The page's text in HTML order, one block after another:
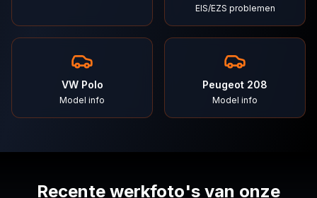
EIS/EZS problemen
VW Polo
Model info
Peugeot 208
Model info
Recente werkfoto's van onze